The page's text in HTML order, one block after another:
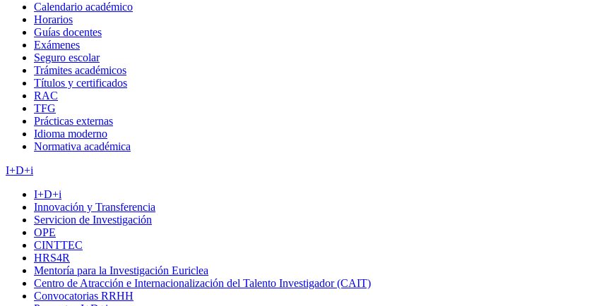
Calendario académico
Horarios
Guías docentes
Exámenes
Seguro escolar
Trámites académicos
Títulos y certificados
RAC
TFG
Prácticas externas
Idioma moderno
Normativa académica
I+D+i
I+D+i
Innovación y Transferencia
Servicion de Investigación
OPE
CINTTEC
HRS4R
Mentoría para la Investigación Euriclea
Centro de Atracción e Internacionalización del Talento Investigador (CAIT)
Convocatorias RRHH